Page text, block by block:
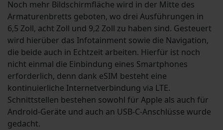
Noch mehr Bildschirmfläche wird in der Mitte des
Armaturenbretts geboten, wo drei Ausführungen in
6,5 Zoll, acht Zoll und 9,2 Zoll zu haben sind. Gesteuert
wird hierüber das Infotainment sowie die Navigation,
die beide auch in Echtzeit arbeiten. Hierfür ist noch
nicht einmal die Einbindung eines Smartphones
erforderlich, denn dank eSIM besteht eine
kontinuierliche Internetverbindung via LTE.
Schnittstellen bestehen sowohl für Apple als auch für
Android-Geräte und auch an USB-C-Anschlüsse wurde
gedacht.